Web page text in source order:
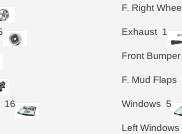
F. Right Wheel
Exhaust 1
Front Bumper
F. Mud Flaps
16 Windows 5
Left Windows